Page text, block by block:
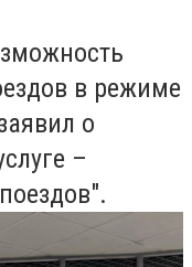
в режиме
о
–